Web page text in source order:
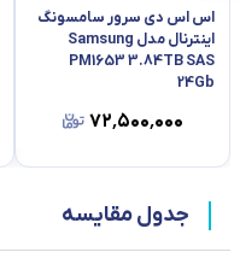
اس اس دی سرور سامسونگ
اینترنال مدل Samsung
PM1653 3.84TB SAS
24Gb
۷۲٬۵۰۰٬۰۰۰
جدول مقایسه